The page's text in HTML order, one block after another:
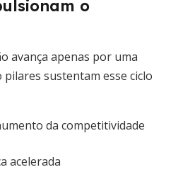
o
avança apenas por uma
sustentam esse ciclo
da competitividade
acelerada